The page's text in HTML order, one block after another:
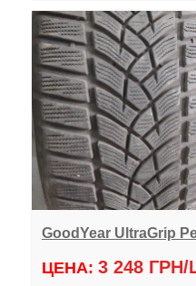
GoodYear UltraGrip
ЦЕНА: 3 248